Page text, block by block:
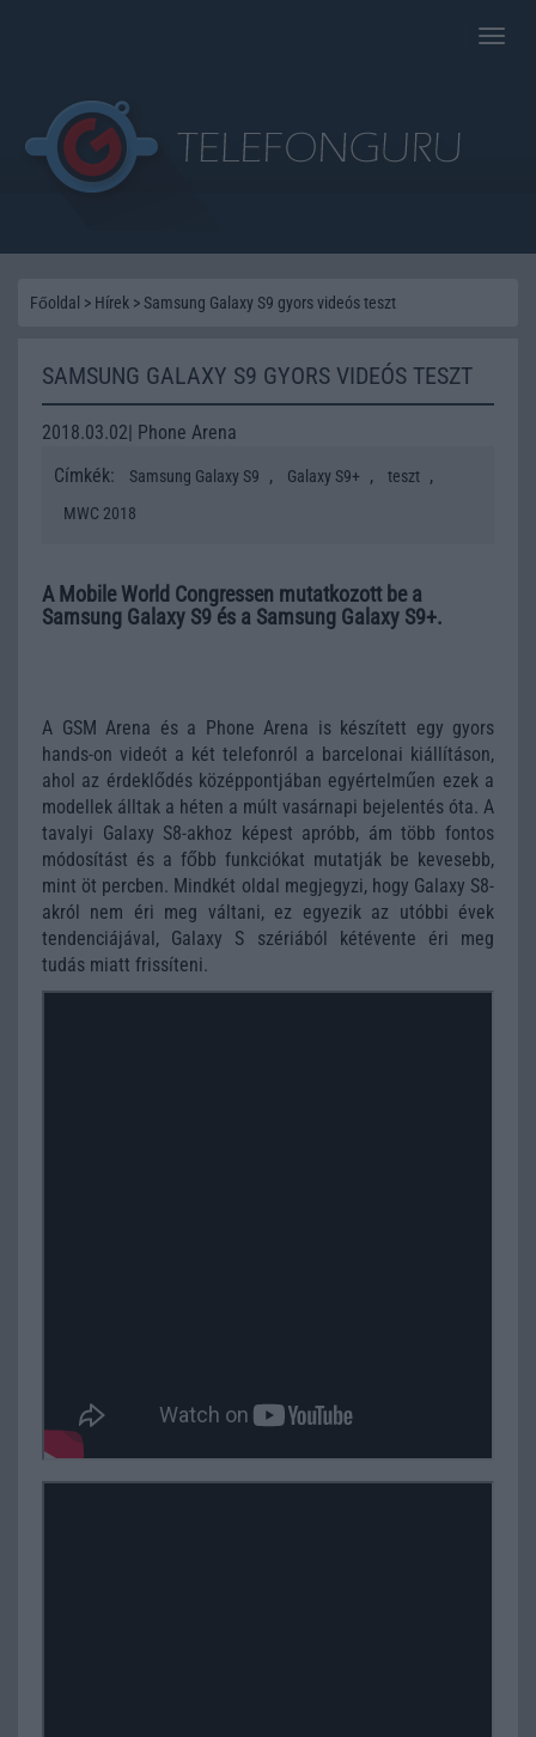
Toggle
Főoldal > Hírek > Samsung Galaxy S9 gyors videós teszt
SAMSUNG GALAXY S9 GYORS VIDEÓS TESZT
2018.03.02| Phone Arena
Címkék:
Samsung Galaxy S9 , Galaxy S9+ , teszt ,
MWC 2018
A Mobile World Congressen mutatkozott be a
Samsung Galaxy S9 és a Samsung Galaxy S9+.
A GSM Arena és a Phone Arena is készített egy gyors
hands-on videót a két telefonról a barcelonai kiállításon,
ahol az érdeklődés középpontjában egyértelműen ezek a
modellek álltak a héten a múlt vasárnapi bejelentés óta. A
tavalyi Galaxy S8-akhoz képest apróbb, ám több fontos
módosítást és a főbb funkciókat mutatják be kevesebb,
mint öt percben. Mindkét oldal megjegyzi, hogy Galaxy S8-
akról nem éri meg váltani, ez egyezik az utóbbi évek
tendenciájával, Galaxy S szériából kétévente éri meg
tudás miatt frissíteni.